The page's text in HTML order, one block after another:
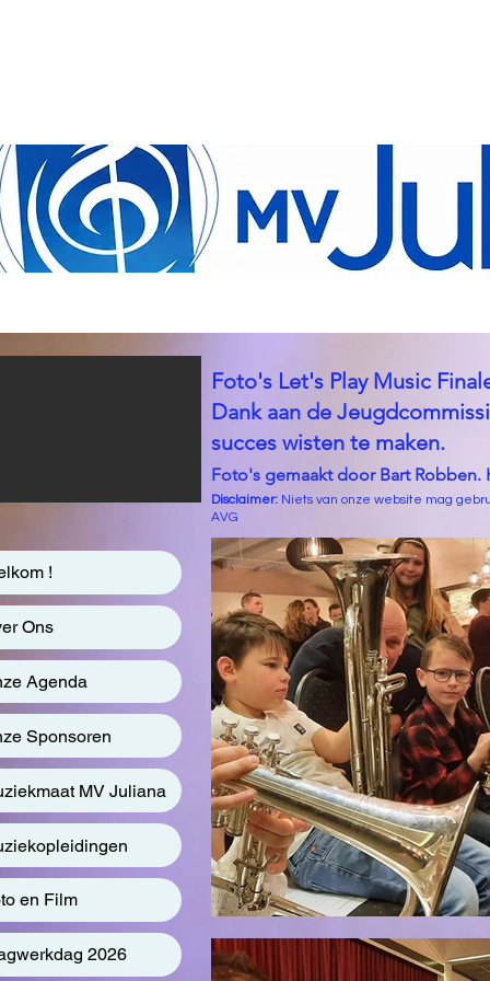
Foto's Let's Play Music
Dank aan de
succes wisten te maken.
Foto's gemaakt door Bart
Disclaimer: Niets van onze website mag
AVG
!
Ons
Agenda
Sponsoren
MV Juliana
en Film
2026